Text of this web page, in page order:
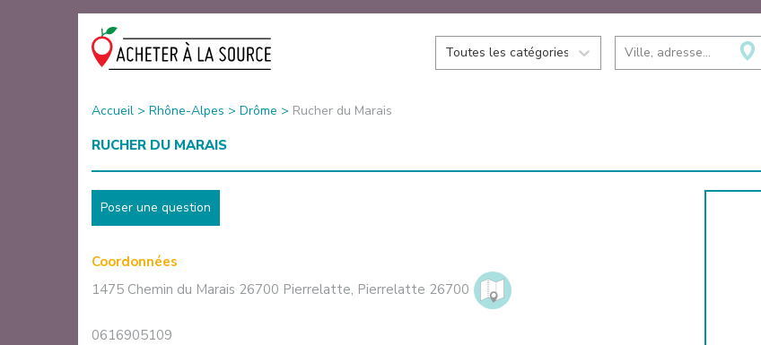
Toutes les catégories Ville, adresse...
Accueil > Rhône-Alpes > Drôme > Rucher du Marais
RUCHER DU MARAIS
Poser une question
Coordonnées
1475 Chemin du Marais 26700 Pierrelatte, Pierrelatte 26700
0616905109